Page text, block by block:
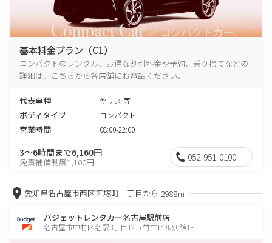
基本料金プラン（C1）
コンパクトのレンタル、お得な割引料金や予約、乗り捨てなどの
詳細は、こちらから各店舗にお電話ください。
代表車種 ヤリス 等
ボディタイプ コンパクト
営業時間 08:00-22:00
3～6時間まで6,160円
免責補償制度1,100円 052-951-0100
愛知県名古屋市西区笹塚町一丁目から 2988m
バジェットレンタカー名古屋駅前店
名古屋市中村区名駅3丁目12-5 竹生ビル別館1F